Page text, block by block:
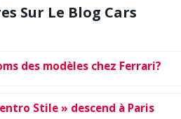
Sur Le Blog Cars
des modèles chez Ferrari?
Stile » descend à Paris